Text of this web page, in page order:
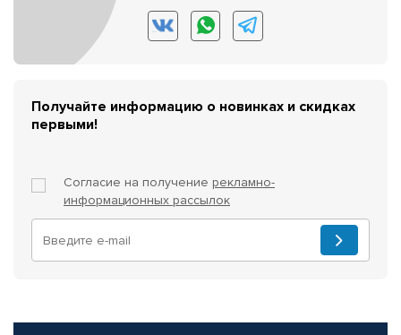
Получайте информацию о новинках и скидках
первыми!
Согласие на получение рекламно-
информационных рассылок